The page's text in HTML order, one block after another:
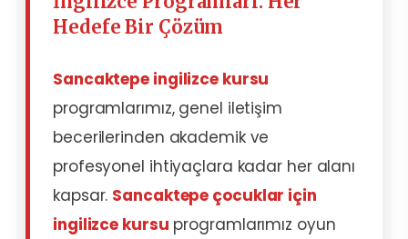
Hedefe Bir Çözüm
Sancaktepe ingilizce kursu
programlarımız, genel iletişim
becerilerinden akademik ve
profesyonel ihtiyaçlara kadar her alanı
kapsar. Sancaktepe çocuklar için
ingilizce kursu programlarımız oyun